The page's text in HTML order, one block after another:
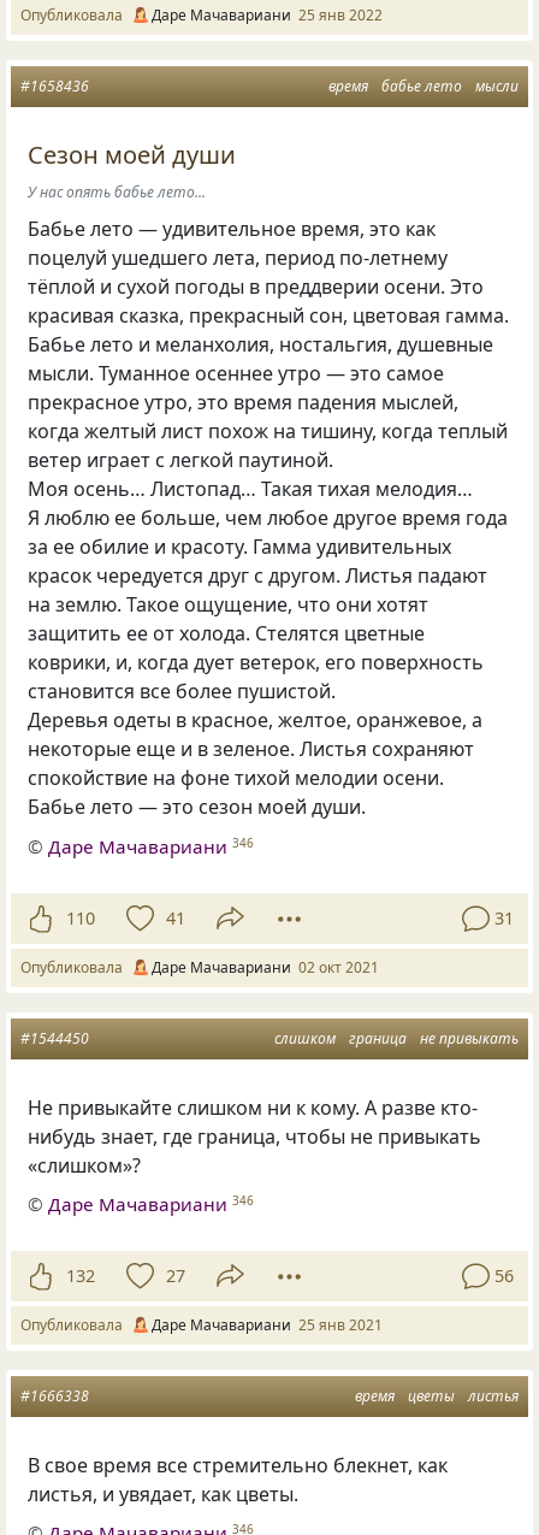
Опубликовала Даре Мачавариани 25 янв 2022
время бабье лето мысли
#1658436
Сезон моей души
У нас опять бабье лето...
Бабье лето — удивительное время, это как
поцелуй ушедшего лета, период по-летнему
тёплой и сухой погоды в преддверии осени. Это
красивая сказка, прекрасный сон, цветовая гамма.
Бабье лето и меланхолия, ностальгия, душевные
мысли. Туманное осеннее утро — это самое
прекрасное утро, это время падения мыслей,
когда желтый лист похож на тишину, когда теплый
ветер играет с легкой паутиной.
Моя осень… Листопад… Такая тихая мелодия…
Я люблю ее больше, чем любое другое время года
за ее обилие и красоту. Гамма удивительных
красок чередуется друг с другом. Листья падают
на землю. Такое ощущение, что они хотят
защитить ее от холода. Стелятся цветные
коврики, и, когда дует ветерок, его поверхность
становится все более пушистой.
Деревья одеты в красное, желтое, оранжевое, а
некоторые еще и в зеленое. Листья сохраняют
спокойствие на фоне тихой мелодии осени.
Бабье лето — это сезон моей души.
© Даре Мачавариани 346
110 41 31
Опубликовала Даре Мачавариани 02 окт 2021
слишком граница не привыкать
#1544450
Не привыкайте слишком ни к кому. А разве кто-
нибудь знает, где граница, чтобы не привыкать
«слишком»?
©Даре Мачавариани 346
132 27 56
Опубликовала Даре Мачавариани 25 янв 2021
время цветы листья
#1666338
В свое время все стремительно блекнет, как
листья, и увядает, как цветы.
346